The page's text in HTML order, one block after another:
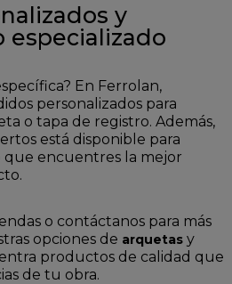
y
especializado
En Ferrolan,
personalizados para
o tapa de registro. Además,
está disponible para
que encuentres la mejor
o contáctanos para más
opciones de arquetas y
productos de calidad que
de tu obra.